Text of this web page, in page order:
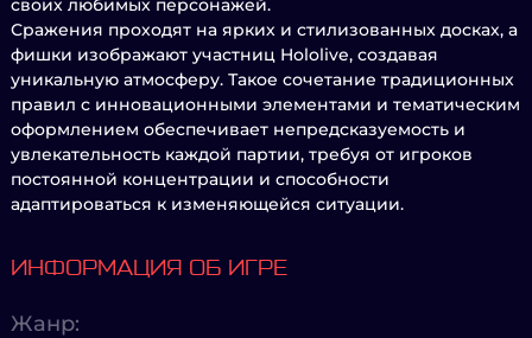
своих любимых персонажей.
Сражения проходят на ярких и стилизованных досках, а
фишки изображают участниц Hololive, создавая
уникальную атмосферу. Такое сочетание традиционных
правил с инновационными элементами и тематическим
оформлением обеспечивает непредсказуемость и
увлекательность каждой партии, требуя от игроков
постоянной концентрации и способности
адаптироваться к изменяющейся ситуации.
ИНФОРМАЦИЯ ОБ ИГРЕ
Жанр: